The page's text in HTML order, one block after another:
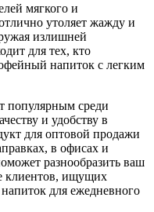
мягкого и
утоляет жажду и
излишней
для тех, кто
напиток с легким
популярным среди
и удобству в
для оптовой продажи
в офисах и
разнообразить ваш
клиентов, ищущих
для ежедневного